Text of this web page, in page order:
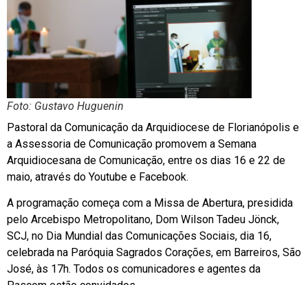
Foto: Gustavo Huguenin
Pastoral da Comunicação da Arquidiocese de Florianópolis e
a Assessoria de Comunicação promovem a Semana
Arquidiocesana de Comunicação, entre os dias 16 e 22 de
maio, através do Youtube e Facebook.
A programação começa com a Missa de Abertura, presidida
pelo Arcebispo Metropolitano, Dom Wilson Tadeu Jönck,
SCJ, no Dia Mundial das Comunicações Sociais, dia 16,
celebrada na Paróquia Sagrados Corações, em Barreiros, São
José, às 17h. Todos os comunicadores e agentes da